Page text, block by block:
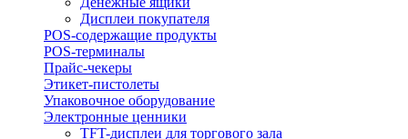
Дисплеи покупателя
POS-содержащие продукты
POS-терминалы
Прайс-чекеры
Этикет-пистолеты
Упаковочное оборудование
Электронные ценники
TFT-дисплеи для торгового зала